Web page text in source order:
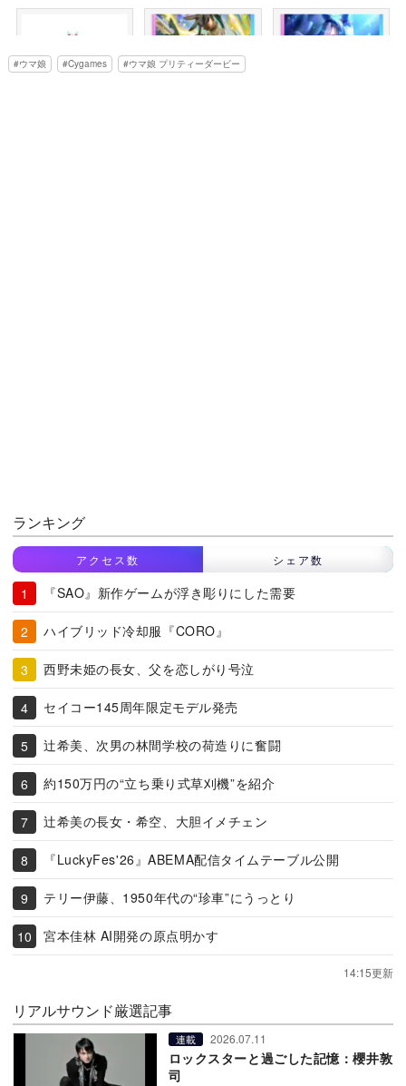
ウマ娘 Cygames ウマ娘 プリティーダービー
ランキング
アクセス数 シェア数
『SAO』新作ゲームが浮き彫りにした需要
ハイブリッド冷却服『CORO』
西野未姫の長女、父を恋しがり号泣
セイコー145周年限定モデル発売
辻希美、次男の林間学校の荷造りに奮闘
約150万円の“立ち乗り式草刈機”を紹介
辻希美の長女・希空、大胆イメチェン
『LuckyFes'26』ABEMA配信タイムテーブル公開
テリー伊藤、1950年代の“珍車”にうっとり
宮本佳林 AI開発の原点明かす
14:15更新
リアルサウンド厳選記事
連載 2026.07.11
ロックスターと過ごした記憶：櫻井敦
司